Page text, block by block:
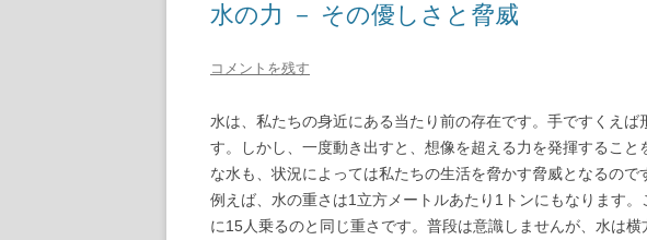
水の力 － その優しさと脅威
コメントを残す
水は、私たちの身近にある当たり前の存在です。手ですくえば
す。しかし、一度動き出すと、想像を超える力を発揮するこ
な水も、状況によっては私たちの生活を脅かす脅威となるので
例えば、水の重さは1立方メートルあたり1トンにもなります
に15人乗るのと同じ重さです。普段は意識しませんが、水は